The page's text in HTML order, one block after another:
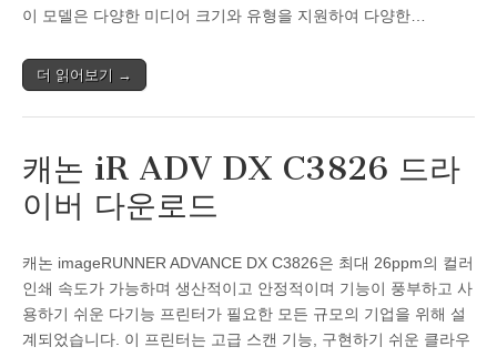
이 모델은 다양한 미디어 크기와 유형을 지원하여 다양한…
더 읽어보기 →
캐논 iR ADV DX C3826 드라
이버 다운로드
캐논 imageRUNNER ADVANCE DX C3826은 최대 26ppm의 컬러
인쇄 속도가 가능하며 생산적이고 안정적이며 기능이 풍부하고 사
용하기 쉬운 다기능 프린터가 필요한 모든 규모의 기업을 위해 설
계되었습니다. 이 프린터는 고급 스캔 기능, 구현하기 쉬운 클라우